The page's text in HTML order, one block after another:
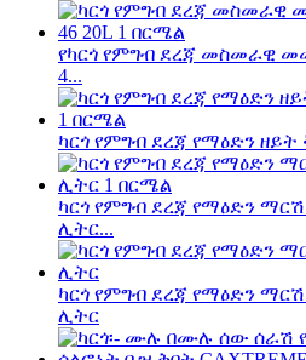
የካርጎ የምግብ ደረጃ መስመራዊ
4...
ካርጎ የምግብ ደረጃ የማዕድን ዘይት
ካርጎ የምግብ ደረጃ የማዕድን
ሊትር...
ካርጎ የምግብ ደረጃ የማዕድን
ሊትር